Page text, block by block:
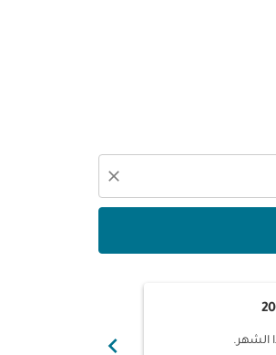
close
الشهر. chevron_right